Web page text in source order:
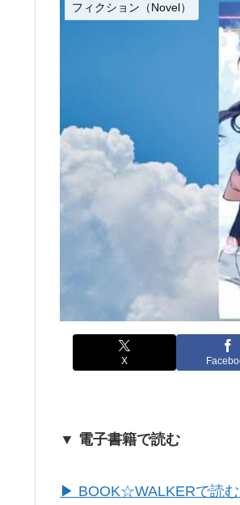
フィクション（Novel）
X
▼ 電子書籍で読む
▶ BOOK☆WALKERで読む